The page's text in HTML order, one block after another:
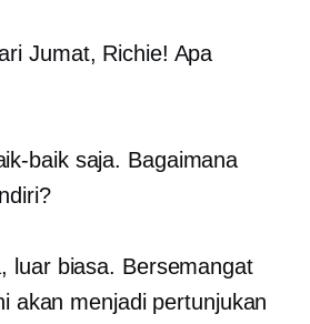
Jumat, Richie! Apa
baik saja. Bagaimana
luar biasa. Bersemangat
akan menjadi pertunjukan